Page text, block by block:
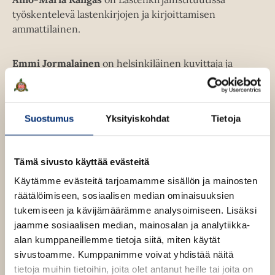
Suostumus Yksityiskohdat Tietoja
Tämä sivusto käyttää evästeitä
Käytämme evästeitä tarjoamamme sisällön ja mainosten
räätälöimiseen, sosiaalisen median ominaisuuksien
tukemiseen ja kävijämäärämme analysoimiseen. Lisäksi
jaamme sosiaalisen median, mainosalan ja analytiikka-
alan kumppaneillemme tietoja siitä, miten käytät
sivustoamme. Kumppanimme voivat yhdistää näitä
tietoja muihin tietoihin, joita olet antanut heille tai joita on
u
u
t
e
v
l
i
e
h
t
e
e
n
työskentelevä lastenkirjojen ja kirjoittamisen
ammattilainen.
Emmi Jormalainen on helsinkiläinen kuvittaja ja
taiteen maisteri, joka tekee oman taiteen ohella
lastenkirjoja.
Aino-Maria Kangas
o
-
M
a
r
i
K
a
Emmi Jormalainen
Lue lisää tekijästä
E
m
m
i
J
o